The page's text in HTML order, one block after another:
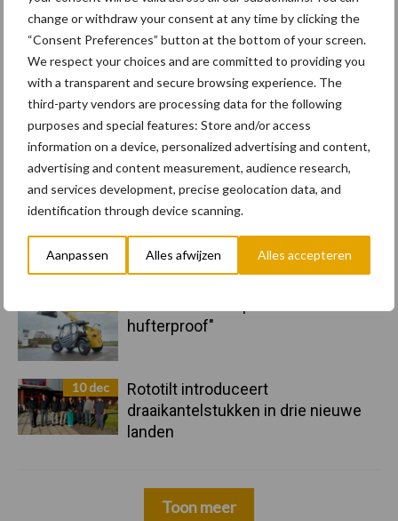
change or withdraw your consent at any time by clicking the
“Consent Preferences” button at the bottom of your screen.
We respect your choices and are committed to providing you
with a transparent and secure browsing experience. The
third-party vendors are processing data for the following
purposes and special features: Store and/or access
information on a device, personalized advertising and content,
advertising and content measurement, audience research,
and services development, precise geolocation data, and
identification through device scanning.
Aanpassen Alles afwijzen Alles accepteren
deloonwerker.be
20 dec
Wettelijke aanvaardingsplicht
batterijen
17 dec Engcon lanceert EC02 Basic
hufterproof"
10 dec
Rototilt introduceert
draaikantelstukken in drie nieuwe
landen
Toon meer